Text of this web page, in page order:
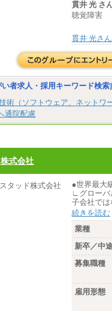
貫井 光 さ
聴覚障害
貫井 光さ
者求人・採用キーワード検索]
術（ソフトウェア、ネットワ
通院配慮
式会社
●世界最大
∟グローバ
子会社で
続きを読む
業種
新卒／中
募集職種
雇用形態